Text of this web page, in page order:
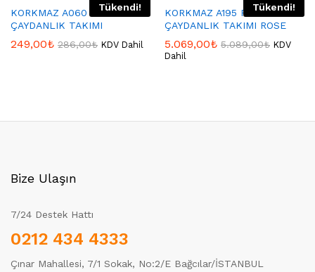
Tükendi!
KORKMAZ A060 GUSTO
ÇAYDANLIK TAKIMI
249,00₺ 286,00₺ KDV Dahil
Tükendi!
KORKMAZ A195 RETRO
ÇAYDANLIK TAKIMI ROSE
5.069,00₺ 5.089,00₺ KDV
Dahil
Bize Ulaşın
7/24 Destek Hattı
0212 434 4333
Çınar Mahallesi, 7/1 Sokak, No:2/E Bağcılar/İSTANBUL